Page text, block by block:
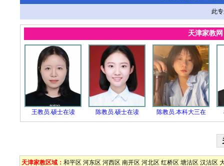
此
天津家教
王教员.硕士在读 陈教员.硕士在读 陈教员.本科大三在
天津家教区域： 和平区 河东区 河西区 南开区 河北区 红桥区 塘沽区 汉沽区